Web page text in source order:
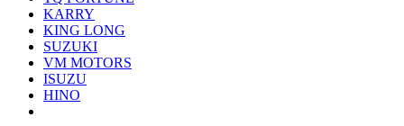
KARRY
KING LONG
SUZUKI
VM MOTORS
ISUZU
HINO